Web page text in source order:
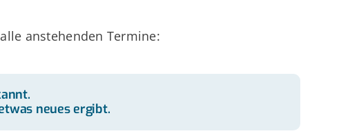
anstehenden Termine:
neues ergibt.